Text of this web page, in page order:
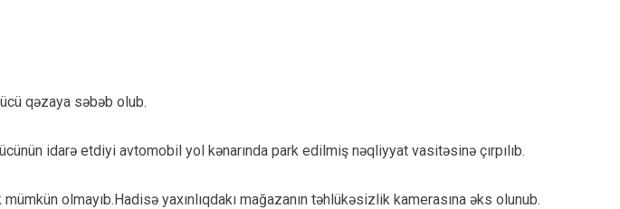
qəzaya səbəb olub.
idarə etdiyi avtomobil yol kənarında park edilmiş nəqliyyat vasitəsinə çırpılıb.
olmayıb.Hadisə yaxınlıqdakı mağazanın təhlükəsizlik kamerasına əks olunub.